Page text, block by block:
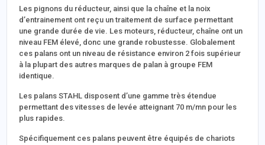
Les pignons du réducteur, ainsi que la chaîne et la noix
d’entrainement ont reçu un traitement de surface permettant
une grande durée de vie. Les moteurs, réducteur, chaîne ont un
niveau FEM élevé, donc une grande robustesse. Globalement
ces palans ont un niveau de résistance environ 2 fois supérieur
à la plupart des autres marques de palan à groupe FEM
identique.
Les palans STAHL disposent d’une gamme très étendue
permettant des vitesses de levée atteignant 70 m/mn pour les
plus rapides.
Spécifiquement ces palans peuvent être équipés de chariots